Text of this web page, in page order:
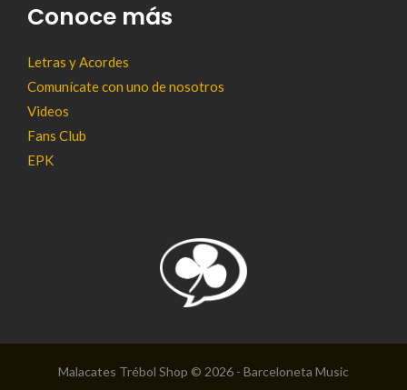
Conoce más
Letras y Acordes
Comunícate con uno de nosotros
Videos
Fans Club
EPK
Malacates Trébol Shop © 2026 - Barceloneta Music